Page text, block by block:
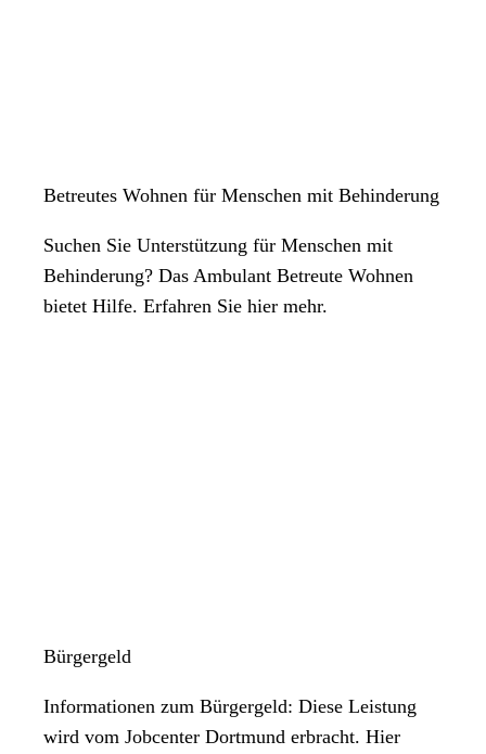
Betreutes Wohnen für Menschen mit Behinderung
Suchen Sie Unterstützung für Menschen mit
Behinderung? Das Ambulant Betreute Wohnen
bietet Hilfe. Erfahren Sie hier mehr.
Bürgergeld
Informationen zum Bürgergeld: Diese Leistung
wird vom Jobcenter Dortmund erbracht. Hier